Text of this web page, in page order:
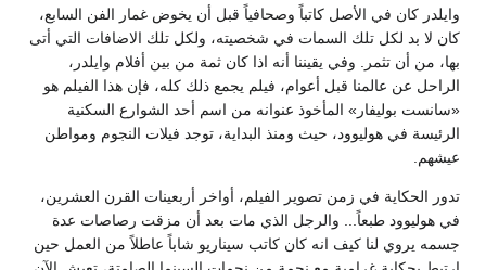
وايلدر كان في الأصل كاتباً وصحافياً قبل أن يخوض غمار الفن السابع،
كان لا بد لكل تلك السمات في شخصيته، ولكل تلك الاضافات التي أتى
بها، من أن تثمر. وفي يقيننا أنه اذا كان ثمة من بين أفلام وايلدر،
الراحل عن عالمنا قبل أعوام، فيلم يجمع ذلك كله، فإن هذا الفيلم هو
«سانست بوليفار» المأخوذ عنوانه من اسم أحد الشوارع السكنية
الرئيسة في هوليوود، حيث ومنذ البداية، توجد فيلات النجوم ومواطن
عيشهم.
تدور الحكاية في زمن تصوير الفيلم، أواخر أربعينات القرن العشرين،
في هوليوود طبعاً... والرجل الذي مات بعد أن مزقت رصاصات عدة
جسمه يروي لنا كيف انه كان كاتب سيناريو شاباً عاطلاً من العمل حين